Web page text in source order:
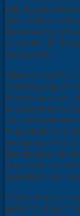
Если же ваши
или души
вас любит, а
прекратить
психолог В.
Здравствуйте,
отучившись в
несколько лет
в развитии и
воспитания
том числе, и в
претендую на
надеюсь, что
Я проникну в